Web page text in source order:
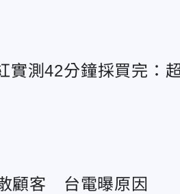
測42分鐘採買完：
顧客 台電曝原因